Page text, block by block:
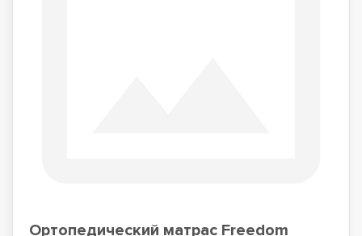
Ортопедический матрас Freedom